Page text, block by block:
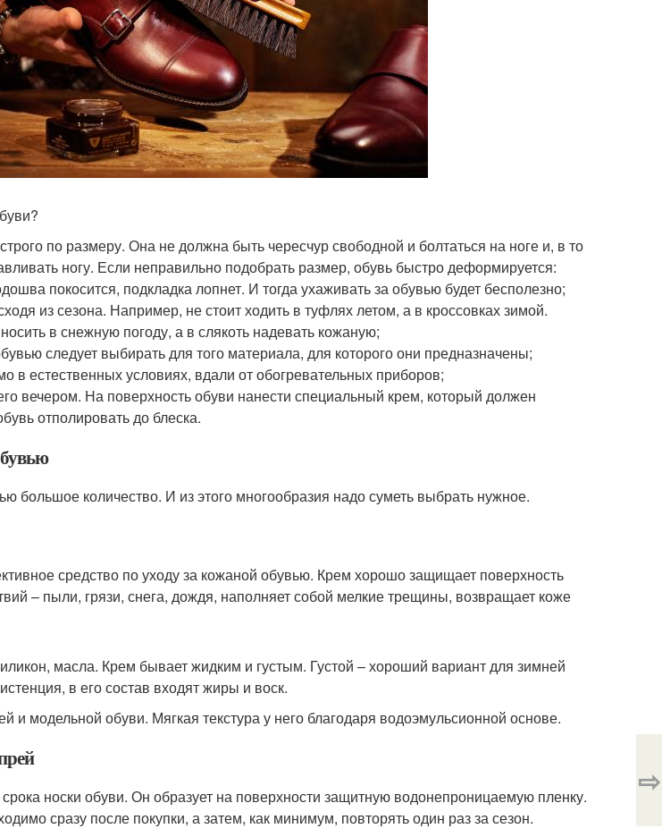
по размеру. Она не должна быть чересчур свободной и болтаться на ноге и, в то
ногу. Если неправильно подобрать размер, обувь быстро деформируется:
покосится, подкладка лопнет. И тогда ухаживать за обувью будет бесполезно;
из сезона. Например, не стоит ходить в туфлях летом, а в кроссовках зимой.
в снежную погоду, а в слякоть надевать кожаную;
следует выбирать для того материала, для которого они предназначены;
в естественных условиях, вдали от обогревательных приборов;
вечером. На поверхность обуви нанести специальный крем, который должен
отполировать до блеска.
большое количество. И из этого многообразия надо суметь выбрать нужное.
средство по уходу за кожаной обувью. Крем хорошо защищает поверхность
– пыли, грязи, снега, дождя, наполняет собой мелкие трещины, возвращает коже
масла. Крем бывает жидким и густым. Густой – хороший вариант для зимней
в его состав входят жиры и воск.
и модельной обуви. Мягкая текстура у него благодаря водоэмульсионной основе.
носки обуви. Он образует на поверхности защитную водонепроницаемую пленку.
сразу после покупки, а затем, как минимум, повторять один раз за сезон.
⇨